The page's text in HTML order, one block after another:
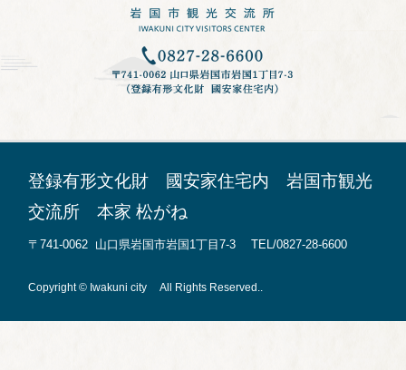
登録有形文化財 國安家住宅内 岩国市観光
交流所 本家 松がね
〒741-0062 山口県岩国市岩国1丁目7-3 TEL/0827-28-6600
Copyright © Iwakuni city All Rights Reserved..